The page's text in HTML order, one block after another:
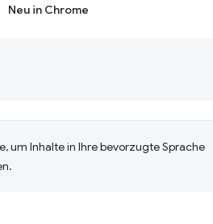
Neu in Chrome
um Inhalte in Ihre bevorzugte Sprache